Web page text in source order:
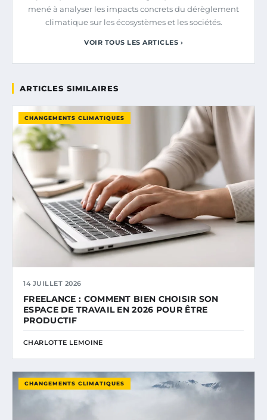
mené à analyser les impacts concrets du dérèglement
climatique sur les écosystèmes et les sociétés.
VOIR TOUS LES ARTICLES ›
ARTICLES SIMILAIRES
CHANGEMENTS CLIMATIQUES
14 JUILLET 2026
FREELANCE : COMMENT BIEN CHOISIR SON
ESPACE DE TRAVAIL EN 2026 POUR ÊTRE
PRODUCTIF
CHARLOTTE LEMOINE
CHANGEMENTS CLIMATIQUES